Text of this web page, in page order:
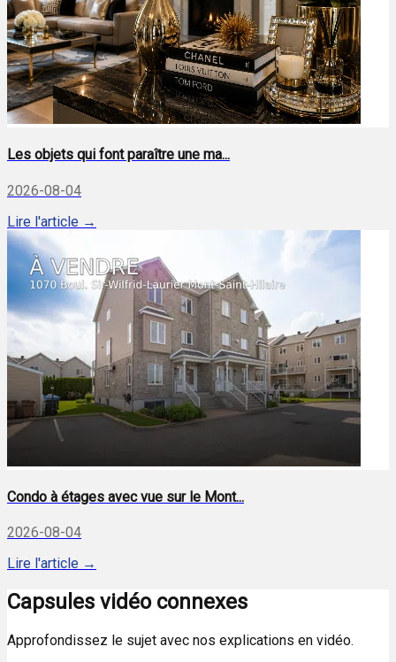
Les objets qui font paraître une ma...
2026-08-04
Lire l'article →
Condo à étages avec vue sur le Mont...
2026-08-04
Lire l'article →
Capsules vidéo connexes
Approfondissez le sujet avec nos explications en vidéo.